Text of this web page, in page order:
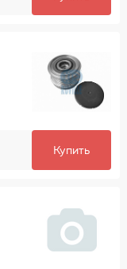
Купить